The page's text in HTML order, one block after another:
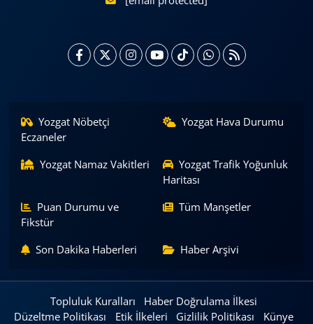
Yozgat Nöbetçi
Eczaneler
Yozgat Hava Durumu
Yozgat Namaz Vakitleri
Yozgat Trafik Yoğunluk
Haritası
Puan Durumu ve
Fikstür
Tüm Manşetler
Son Dakika Haberleri Haber Arşivi
Topluluk Kuralları
Haber Doğrulama İlkesi
Düzeltme Politikası
Etik İlkeleri Gizlilik Politikası
Künye